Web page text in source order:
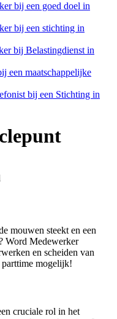
bij een goed doel in
bij een stichting in
bij Belastingdienst in
een maatschappelijke
bij een Stichting in
mouwen steekt en een
Word Medewerker
en scheiden van
mogelijk!
cruciale rol in het